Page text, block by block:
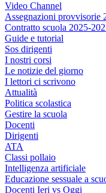
Video Channel
Assegnazioni provvisorie
Contratto scuola 2025-
Guide e tutorial
Sos dirigenti
I nostri corsi
Le notizie del giorno
I lettori ci scrivono
Attualità
Politica scolastica
Gestire la scuola
Docenti
Dirigenti
ATA
Classi pollaio
Intelligenza artificiale
Educazione sessuale a
Docenti Ieri vs Oggi